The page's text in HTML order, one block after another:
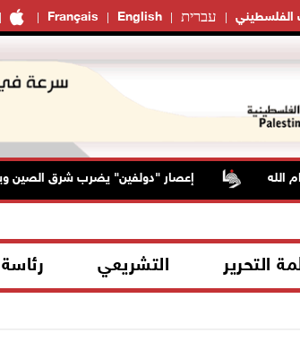
Français English עברית الفلسطيني
إعصار "دولفين" يضرب شرق الصين
التحرير التشريعي رئاسة